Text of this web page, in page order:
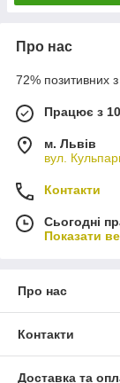
Про нас
72% позитивних з
Працює з
м. Львів
вул.
Контакти
Сьогодні
Показати
Про нас
Контакти
Доставка та